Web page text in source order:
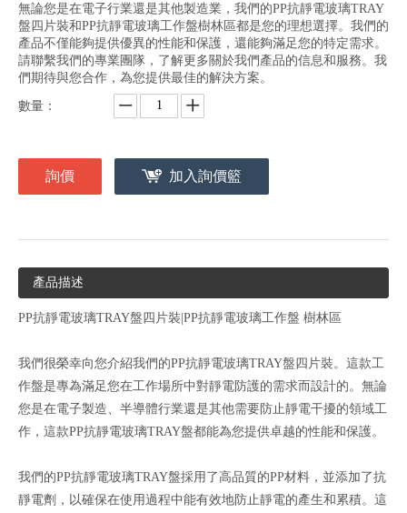
無論您是在電子行業還是其他製造業，我們的PP抗靜電玻璃TRAY
盤四片裝和PP抗靜電玻璃工作盤樹林區都是您的理想選擇。我們的
產品不僅能夠提供優異的性能和保護，還能夠滿足您的特定需求。
請聯繫我們的專業團隊，了解更多關於我們產品的信息和服務。我
們期待與您合作，為您提供最佳的解決方案。
數量：
詢價 加入詢價籃
產品描述
PP抗靜電玻璃TRAY盤四片裝|PP抗靜電玻璃工作盤 樹林區
我們很榮幸向您介紹我們的PP抗靜電玻璃TRAY盤四片裝。這款工
作盤是專為滿足您在工作場所中對靜電防護的需求而設計的。無論
您是在電子製造、半導體行業還是其他需要防止靜電干擾的領域工
作，這款PP抗靜電玻璃TRAY盤都能為您提供卓越的性能和保護。
我們的PP抗靜電玻璃TRAY盤採用了高品質的PP材料，並添加了抗
靜電劑，以確保在使用過程中能有效地防止靜電的產生和累積。這